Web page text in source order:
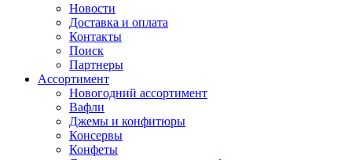
Новости
Доставка и оплата
Контакты
Поиск
Партнеры
Ассортимент
Новогодний ассортимент
Вафли
Джемы и конфитюры
Консервы
Конфеты